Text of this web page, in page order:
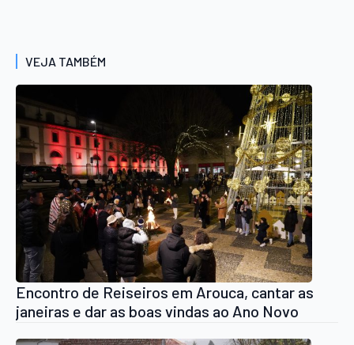
VEJA TAMBÉM
Encontro de Reiseiros em Arouca, cantar as
janeiras e dar as boas vindas ao Ano Novo